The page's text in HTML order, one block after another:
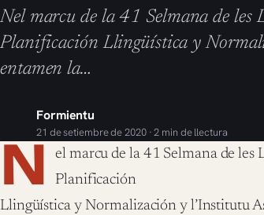
Nel marcu de la 41 Selmana de les
Planificación Llingüística y
entamen la…
Formientu
21 de setiembre de 2020 · 2 min de llectura
N el marcu de la 41 Selmana de les
Planificación
Llingüística y Normalización y l’Institutu